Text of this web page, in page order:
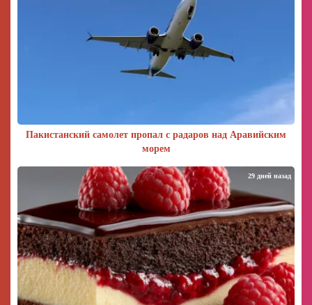
Пакистанский самолет пропал с радаров над Аравийским
морем
29 дней назад